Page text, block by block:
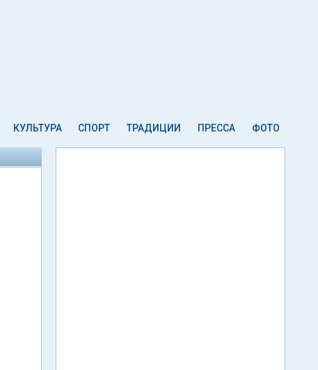
КУЛЬТУРА СПОРТ ТРАДИЦИИ ПРЕССА ФОТО